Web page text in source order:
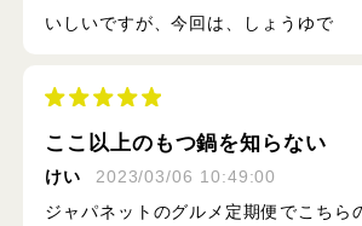
いしいですが、今回は、しょうゆで
ここ以上のもつ鍋を知らない
けい
2023/03/06 10:49:00
ジャパネットのグルメ定期便でこちら